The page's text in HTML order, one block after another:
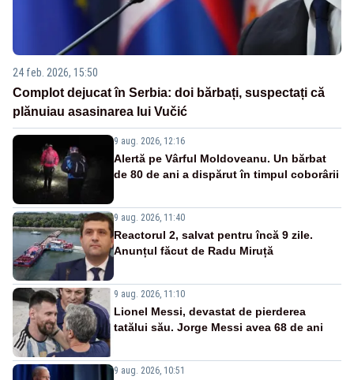
24 feb. 2026, 15:50
Complot dejucat în Serbia: doi bărbați, suspectați că
plănuiau asasinarea lui Vučić
9 aug. 2026, 12:16
Alertă pe Vârful Moldoveanu. Un bărbat
de 80 de ani a dispărut în timpul coborârii
9 aug. 2026, 11:40
Reactorul 2, salvat pentru încă 9 zile.
Anunțul făcut de Radu Miruță
9 aug. 2026, 11:10
Lionel Messi, devastat de pierderea
tatălui său. Jorge Messi avea 68 de ani
9 aug. 2026, 10:51